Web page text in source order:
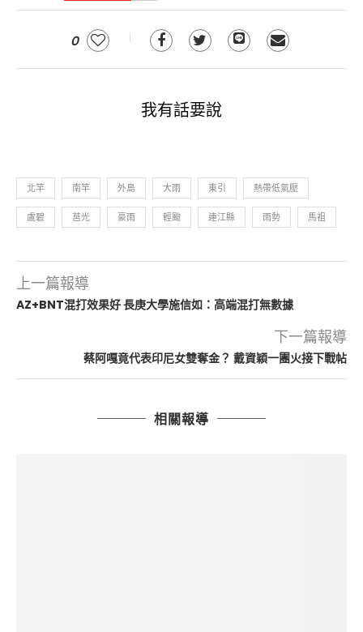
0
我有話要說
北竿 南竿 外島 大雨 東引 熱帶低氣壓
盧碧 莒光 豪雨 輕颱 連江縣 雨勢 馬祖
上一篇報導
AZ+BNT混打效果好 長庚大學施信如：高端混打無數據
下一篇報導
蔡阿嘎竟代表印尼女雙奪金？ 戴資穎一團火接下戰帖
相關報導